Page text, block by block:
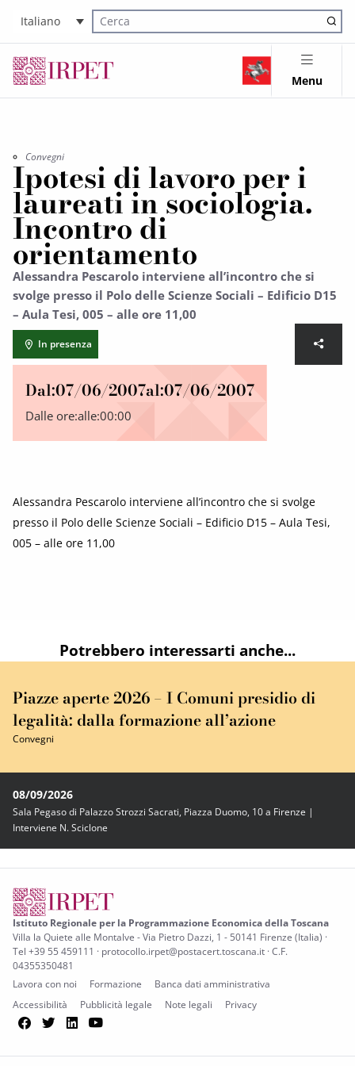
Italiano
Cerca nel sito
Menu
Convegni
Ipotesi di lavoro per i
laureati in sociologia.
Incontro di
orientamento
Alessandra Pescarolo interviene all’incontro che si
svolge presso il Polo delle Scienze Sociali – Edificio D15
– Aula Tesi, 005 – alle ore 11,00
In presenza
Dal:07/06/2007al:07/06/2007
Dalle ore:alle:00:00
Alessandra Pescarolo interviene all’incontro che si svolge
presso il Polo delle Scienze Sociali – Edificio D15 – Aula Tesi,
005 – alle ore 11,00
Potrebbero interessarti anche...
Piazze aperte 2026 – I Comuni presidio di
legalità: dalla formazione all’azione
Convegni
08/09/2026
Sala Pegaso di Palazzo Strozzi Sacrati, Piazza Duomo, 10 a Firenze |
Interviene N. Sciclone
Istituto Regionale per la Programmazione Economica della Toscana
Villa la Quiete alle Montalve - Via Pietro Dazzi, 1 - 50141 Firenze (Italia) ·
Tel +39 55 459111 · protocollo.irpet@postacert.toscana.it · C.F.
04355350481
Lavora con noi
Formazione
Banca dati amministrativa
Accessibilità
Pubblicità legale Note legali Privacy
Facebook
TwitterLinkedIn